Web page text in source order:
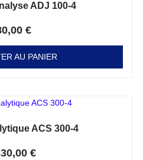
ADJ 100-4
€
AU PANIER
ACS 300-4
€